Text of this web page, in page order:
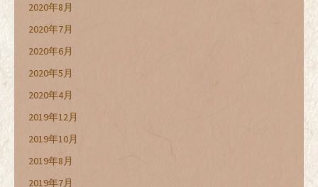
2020年8月
2020年7月
2020年6月
2020年5月
2020年4月
2019年12月
2019年10月
2019年8月
2019年7月